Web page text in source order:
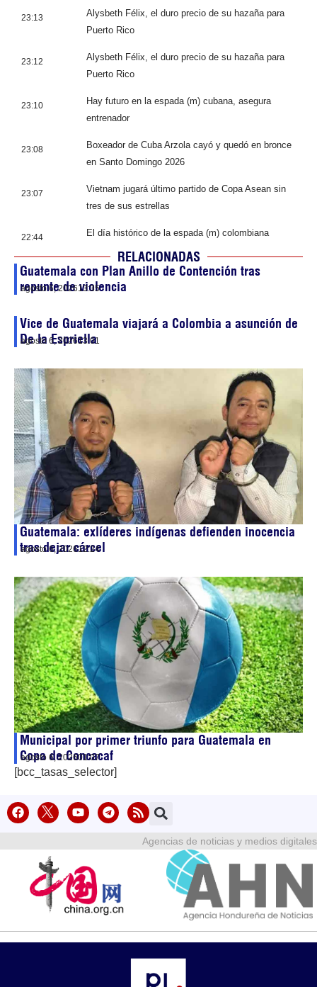
23:13
Alysbeth Félix, el duro precio de su hazaña para
Puerto Rico
23:12
Alysbeth Félix, el duro precio de su hazaña para
Puerto Rico
23:10
Hay futuro en la espada (m) cubana, asegura
entrenador
23:08
Boxeador de Cuba Arzola cayó y quedó en bronce
en Santo Domingo 2026
23:07
Vietnam jugará último partido de Copa Asean sin
tres de sus estrellas
22:44 El día histórico de la espada (m) colombiana
RELACIONADAS
Guatemala con Plan Anillo de Contención tras
repunte de violencia
agosto 6, 202613:35
Vice de Guatemala viajará a Colombia a asunción de
De la Espriella
agosto 6, 202613:01
Guatemala: exlíderes indígenas defienden inocencia
tras dejar cárcel
agosto 6, 202612:24
Municipal por primer triunfo para Guatemala en
Copa de Concacaf
agosto 6, 202601:07
[bcc_tasas_selector]
Agencias de noticias y medios digitales